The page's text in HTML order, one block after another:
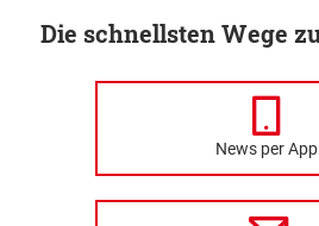
Die schnellsten Wege
News per App